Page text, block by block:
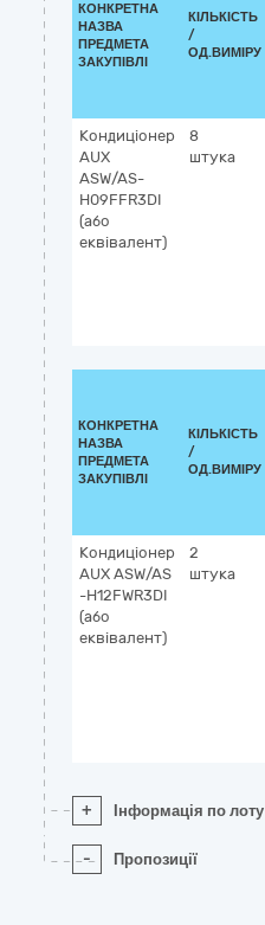
КОНКРЕТНА
НАЗВА
ПРЕДМЕТА
ЗАКУПІВЛІ
КІЛЬКІСТЬ
/
ОД.ВИМІРУ
Кондиціонер
AUX
ASW/AS-
H09FFR3DI
(або
еквівалент)
8
штука
КОНКРЕТНА
НАЗВА
ПРЕДМЕТА
ЗАКУПІВЛІ
КІЛЬКІСТЬ
/
ОД.ВИМІРУ
Кондиціонер
AUX ASW/AS
-H12FWR3DI
(або
еквівалент)
2
штука
+ Інформація по лоту
- Пропозиції